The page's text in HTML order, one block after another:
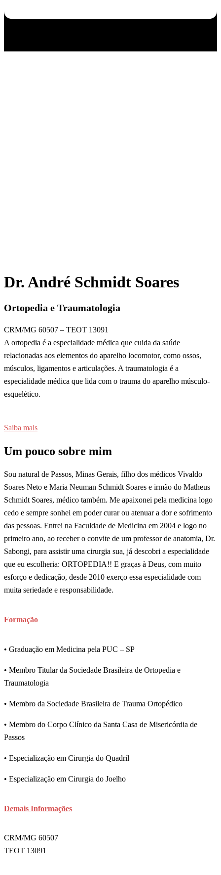
Dr. André Schmidt Soares
Ortopedia e Traumatologia
CRM/MG 60507 – TEOT 13091
A ortopedia é a especialidade médica que cuida da saúde
relacionadas aos elementos do aparelho locomotor, como ossos,
músculos, ligamentos e articulações. A traumatologia é a
especialidade médica que lida com o trauma do aparelho músculo-
esquelético.
Saiba mais
Um pouco sobre mim
Sou natural de Passos, Minas Gerais, filho dos médicos Vivaldo
Soares Neto e Maria Neuman Schmidt Soares e irmão do Matheus
Schmidt Soares, médico também. Me apaixonei pela medicina logo
cedo e sempre sonhei em poder curar ou atenuar a dor e sofrimento
das pessoas. Entrei na Faculdade de Medicina em 2004 e logo no
primeiro ano, ao receber o convite de um professor de anatomia, Dr.
Sabongi, para assistir uma cirurgia sua, já descobri a especialidade
que eu escolheria: ORTOPEDIA!! E graças à Deus, com muito
esforço e dedicação, desde 2010 exerço essa especialidade com
muita seriedade e responsabilidade.
Formação
• Graduação em Medicina pela PUC – SP
• Membro Titular da Sociedade Brasileira de Ortopedia e
Traumatologia
• Membro da Sociedade Brasileira de Trauma Ortopédico
• Membro do Corpo Clínico da Santa Casa de Misericórdia de
Passos
• Especialização em Cirurgia do Quadril
• Especialização em Cirurgia do Joelho
Demais Informações
CRM/MG 60507
TEOT 13091